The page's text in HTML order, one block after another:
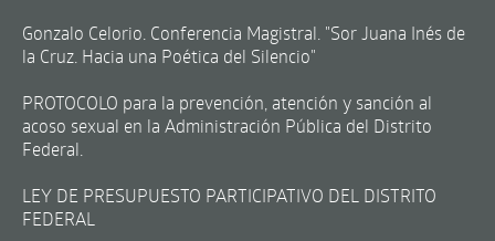
Gonzalo Celorio. Conferencia Magistral. "Sor Juana Inés de
la Cruz. Hacia una Poética del Silencio"
PROTOCOLO para la prevención, atención y sanción al
acoso sexual en la Administración Pública del Distrito
Federal.
LEY DE PRESUPUESTO PARTICIPATIVO DEL DISTRITO
FEDERAL